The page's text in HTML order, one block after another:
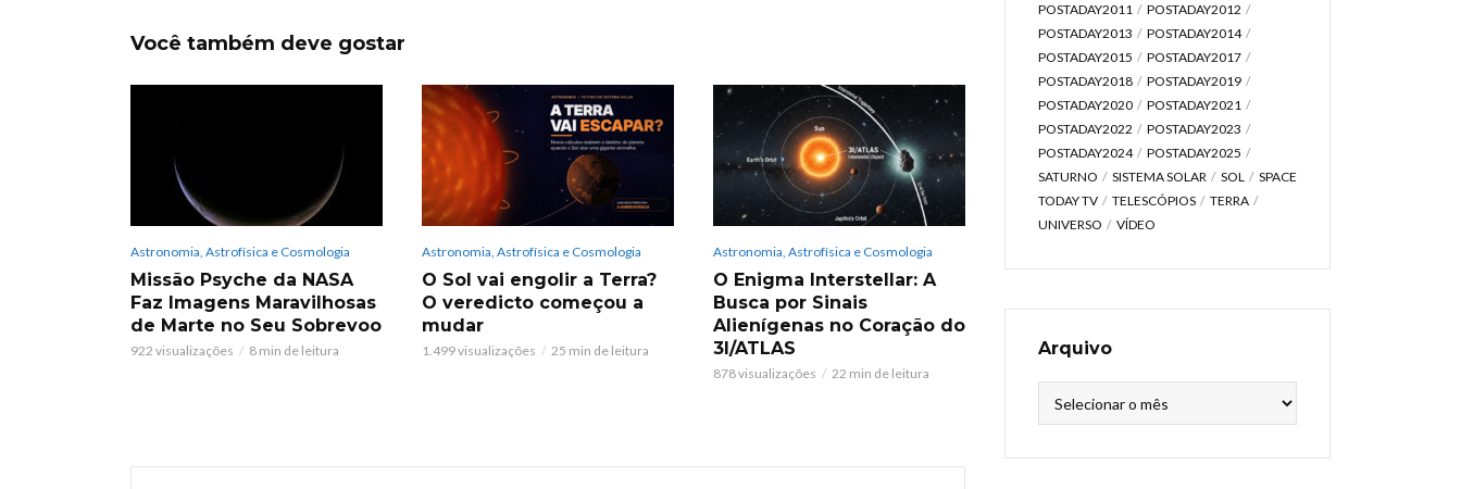
Você também deve gostar
Astronomia, Astrofísica e Cosmologia
Missão Psyche da NASA
Faz Imagens Maravilhosas
de Marte no Seu Sobrevoo
922 visualizações 8 min de leitura
Astronomia, Astrofísica e Cosmologia
O Sol vai engolir a Terra?
O veredicto começou a
mudar
1.499 visualizações 25 min de leitura
Astronomia, Astrofísica e Cosmologia
O Enigma Interstellar: A
Busca por Sinais
Alienígenas no Coração do
3I/ATLAS
878 visualizações 22 min de leitura
POSTADAY2011
POSTADAY2012
POSTADAY2013
POSTADAY2014
POSTADAY2015
POSTADAY2017
POSTADAY2018
POSTADAY2019
POSTADAY2020
POSTADAY2021
POSTADAY2022
POSTADAY2023
POSTADAY2024
POSTADAY2025
SATURNO
SISTEMA SOLAR SOL
SPACE
TODAY TV
TELESCÓPIOS
TERRA
UNIVERSO
VÍDEO
Arquivo